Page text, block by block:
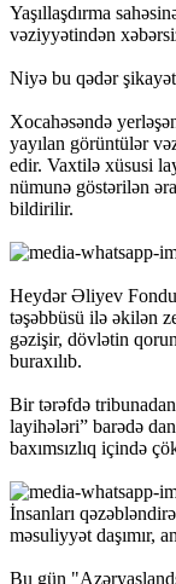
Yaşıllaşdırma
vəziyyətindən
Niyə bu qədər
Xocahəsəndə
yayılan görüntülər
edir. Vaxtilə xüsusi
nümunə göstərilən
bildirilir.
Heydər Əliyev
təşəbbüsü ilə əkilən
gəzişir, dövlətin
buraxılıb.
Bir tərəfdə
layihələri” barədə
baxımsızlıq içində
İnsanları
məsuliyyət daşımır,
Bu gün